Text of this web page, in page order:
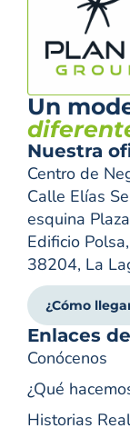
Un
Nuestra
Centro de
Calle Elías
esquina
Edificio
38204, La
¿Cómo
Enlaces
Conócenos
¿Qué
Historias